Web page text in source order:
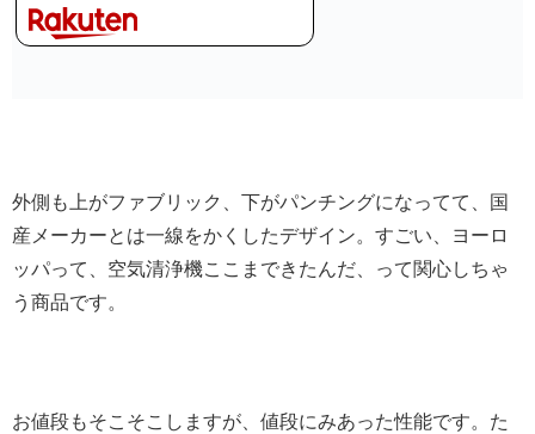
外側も上がファブリック、下がパンチングになってて、国
産メーカーとは一線をかくしたデザイン。すごい、ヨーロ
ッパって、空気清浄機ここまできたんだ、って関心しちゃ
う商品です。
お値段もそこそこしますが、値段にみあった性能です。た